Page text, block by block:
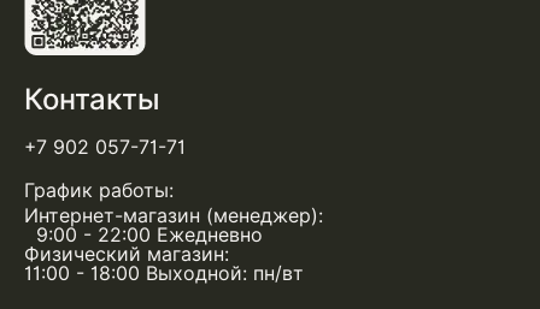
Контакты
+7 902 057-71-71
График работы:
Интернет-магазин (менеджер):
9:00 - 22:00 Ежедневно
Физический магазин:
11:00 - 18:00 Выходной: пн/вт